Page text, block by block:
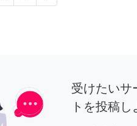
受けたいサ
トを投稿し